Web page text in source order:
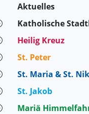
Aktuelles
Katholische
Heilig Kreuz
St. Peter
St. Maria & St.
St. Jakob
Mariä